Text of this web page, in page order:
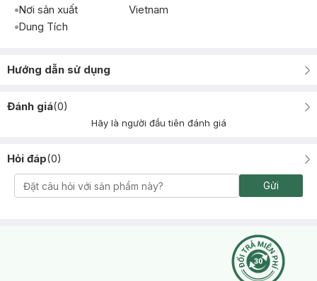
Nơi sản xuất
Vietnam
Dung Tích
Hướng dẫn sử dụng
Đánh giá(0)
Hãy là người đầu tiên đánh giá
Hỏi đáp(0)
Gửi